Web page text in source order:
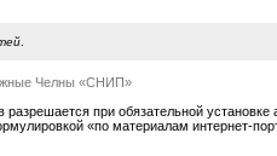
.
Челны «СНИП»
при обязательной установке
«по материалам интернет-